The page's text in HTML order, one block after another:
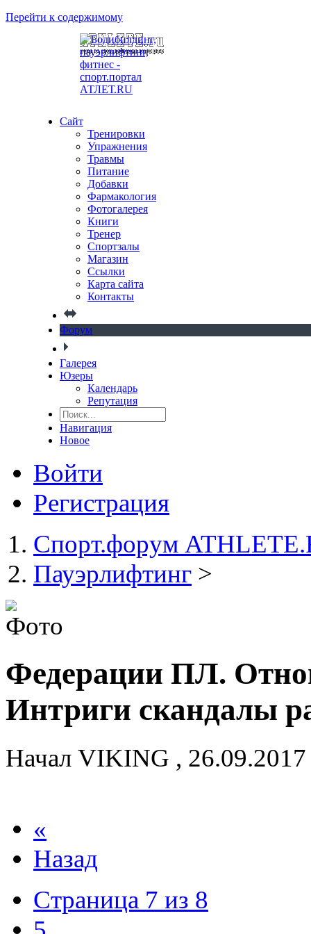
Перейти к содержимому
Сайт
Тренировки
Упражнения
Травмы
Питание
Добавки
Фармакология
Фотогалерея
Книги
Тренер
Спортзалы
Магазин
Ссылки
Карта сайта
Контакты
Форум
Галерея
Юзеры
Календарь
Репутация
Навигация
Новое
Войти
Регистрация
Спорт.форум
Пауэрлифтинг >
Федерации ПЛ.
Интриги скандалы
Начал VIKING ,
«
Назад
Страница 7 из 8